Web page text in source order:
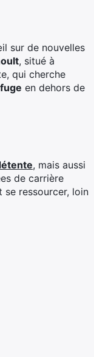
sur de nouvelles
, situé à
qui cherche
en dehors de
, mais aussi
de carrière
se ressourcer, loin